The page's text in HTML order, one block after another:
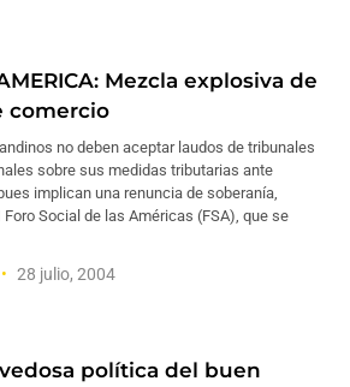
Mezcla explosiva de
comercio
no deben aceptar laudos de tribunales
sobre sus medidas tributarias ante
implican una renuncia de soberanía,
Social de las Américas (FSA), que se
28 julio, 2004
política del buen